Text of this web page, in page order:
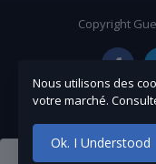
Copyright
Nous utilisons des
votre marché.
Ok. I Understood